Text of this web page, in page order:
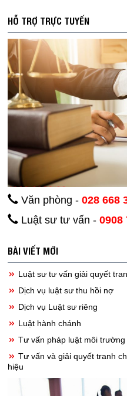
HỖ TRỢ TRỰC TUYẾN
Văn phòng - 028 668
Luật sư tư vấn - 0908
BÀI VIẾT MỚI
Luật sư tư vấn giải quyết
Dịch vụ luật sư thu hồi nợ
Dịch vụ Luật sư riêng
Luật hành chánh
Tư vấn pháp luật môi trường
Tư vấn và giải quyết tranh
hiệu